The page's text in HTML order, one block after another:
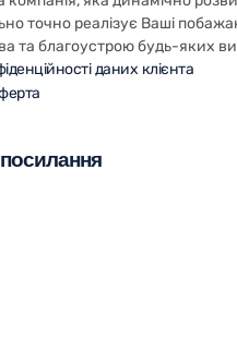
точно реалізує Ваші
та благоустрою будь-яких
даних клієнта